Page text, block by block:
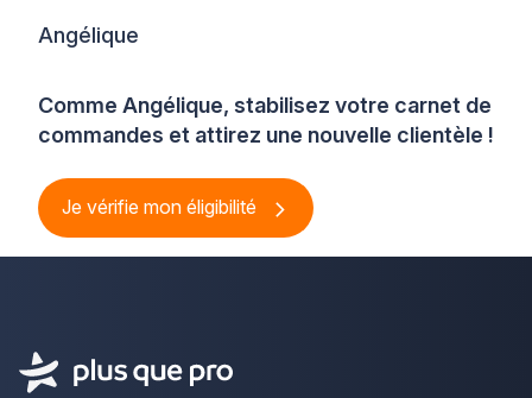
Comme Angélique, stabilisez votre carnet de
commandes et attirez une nouvelle clientèle !
Je vérifie mon éligibilité
Angélique